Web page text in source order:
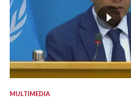
MULTIMEDIA